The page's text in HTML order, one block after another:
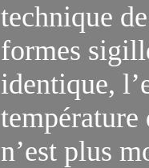
technique
formes
identique,
n’est plus